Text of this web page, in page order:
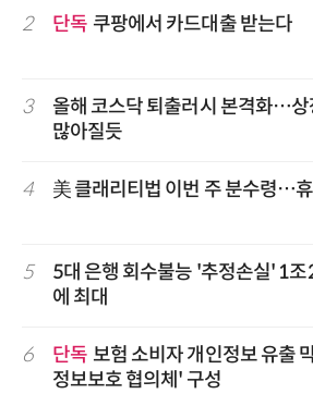
2 단독 쿠팡에서 카드대출 받는다
3
올해 코스닥 퇴출러시 본격화…상
많아질듯
4 美 클래리티법 이번 주 분수령…
5
5대 은행 회수불능 '추정손실' 1
에 최대
6 단독 보험 소비자 개인정보 유출
정보보호 협의체' 구성